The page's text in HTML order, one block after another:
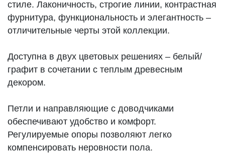
стиле. Лаконичность, строгие линии, контрастная
фурнитура, функциональность и элегантность –
отличительные черты этой коллекции.
Доступна в двух цветовых решениях – белый/
графит в сочетании с теплым древесным
декором.
Петли и направляющие c доводчиками
обеспечивают удобство и комфорт.
Регулируемые опоры позволяют легко
компенсировать неровности пола.